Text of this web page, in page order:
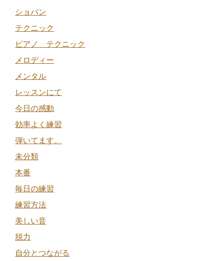
ショパン
テクニック
ピアノ テクニック
メロディー
メンタル
レッスンにて
今日の感動
効率よく練習
弾いてます。
未分類
本番
毎日の練習
練習方法
美しい音
脱力
自分とつながる